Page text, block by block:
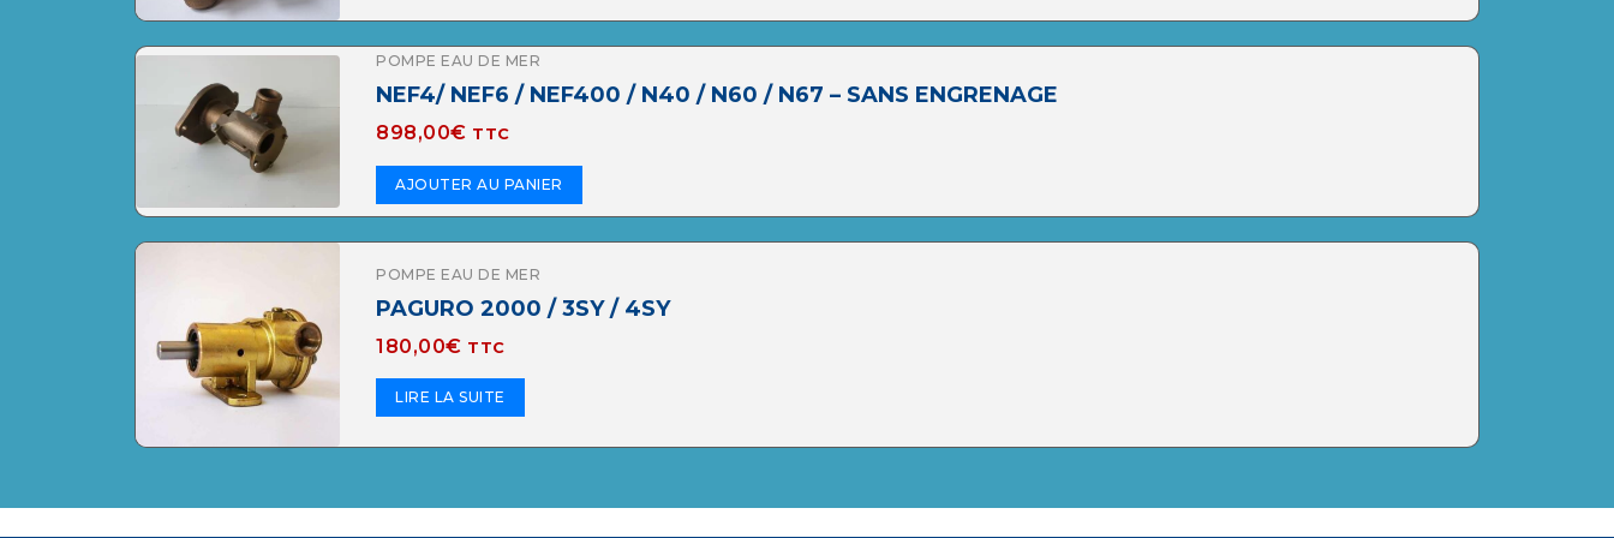
POMPE EAU DE MER
NEF4/ NEF6 / NEF400 / N40 / N60 / N67 – SANS ENGRENAGE
898,00€ TTC
AJOUTER AU PANIER
POMPE EAU DE MER
PAGURO 2000 / 3SY / 4SY
180,00€ TTC
LIRE LA SUITE